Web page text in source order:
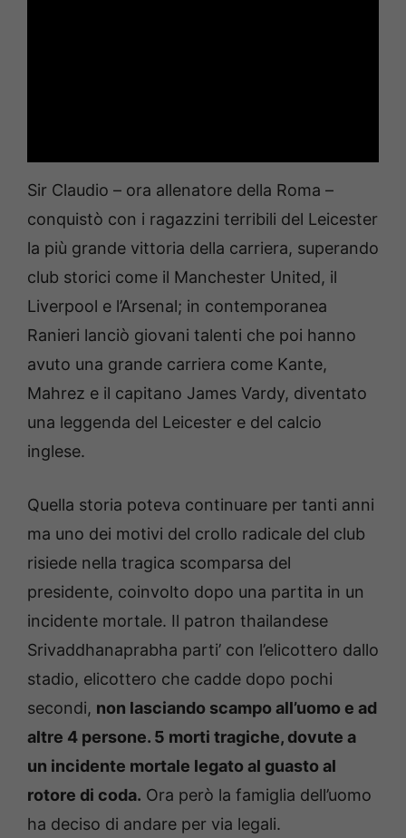
Sir Claudio – ora allenatore della Roma –
conquistò con i ragazzini terribili del Leicester
la più grande vittoria della carriera, superando
club storici come il Manchester United, il
Liverpool e l’Arsenal; in contemporanea
Ranieri lanciò giovani talenti che poi hanno
avuto una grande carriera come Kante,
Mahrez e il capitano James Vardy, diventato
una leggenda del Leicester e del calcio
inglese.
Quella storia poteva continuare per tanti anni
ma uno dei motivi del crollo radicale del club
risiede nella tragica scomparsa del
presidente, coinvolto dopo una partita in un
incidente mortale. Il patron thailandese
Srivaddhanaprabha parti’ con l’elicottero dallo
stadio, elicottero che cadde dopo pochi
secondi, non lasciando scampo all’uomo e ad
altre 4 persone. 5 morti tragiche, dovute a
un incidente mortale legato al guasto al
rotore di coda. Ora però la famiglia dell’uomo
ha deciso di andare per via legali.